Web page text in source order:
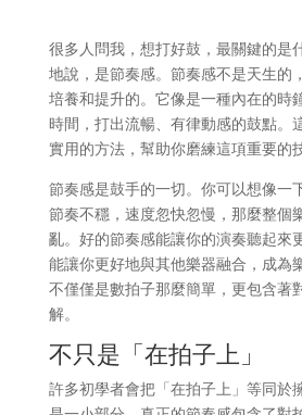
很多人問我，想打好鼓，最關鍵的是
地說，是節奏感。節奏感不是天生的
培養和提升的。它像是一種內在的時
時間，打出流暢、有律動感的鼓點。
實用的方法，幫助你磨練這項重要的
節奏感是鼓手的一切。你可以想像一
節奏不穩，速度忽快忽慢，那麼整個
亂。好的節奏感能讓你的演奏聽起來
能讓你更好地與其他樂器融合，成為
不僅僅是數拍子那麼簡單，更包含著
解。
不只是「在拍子上」
許多初學者會把「在拍子上」等同於